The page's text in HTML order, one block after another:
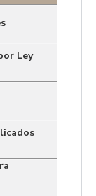
Ley